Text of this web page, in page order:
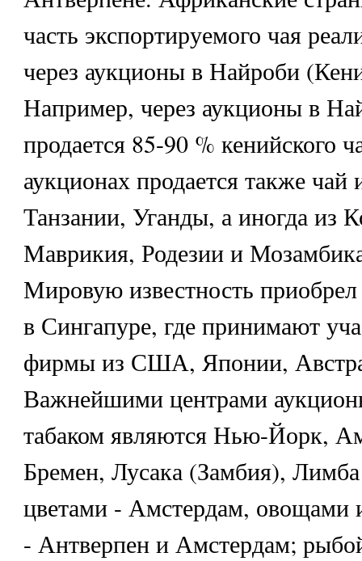
часть экспортируемого чая
через аукционы в Найроби
Например, через аукционы в
продается 85-90 % кенийского
аукционах продается также чай
Танзании, Уганды, а иногда из
Маврикия, Родезии и
Мировую известность
в Сингапуре, где принимают
фирмы из США, Японии,
Важнейшими центрами
табаком являются Нью-Йорк,
Бремен, Лусака (Замбия),
цветами - Амстердам, овощами
- Антверпен и Амстердам;